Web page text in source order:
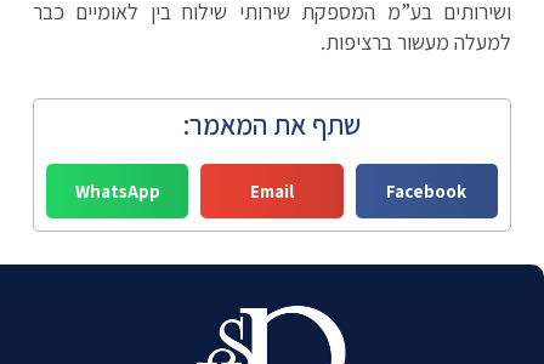
ושירותים בע”מ המספקת שירותי שילוח בין לאומיים כבר
למעלה מעשור ברציפות.
שתף את המאמר:
Facebook
Email
WhatsApp